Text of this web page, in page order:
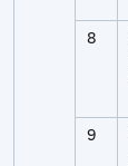
8
9